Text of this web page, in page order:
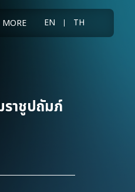
MORE EN TH
ราชูปถัมภ์